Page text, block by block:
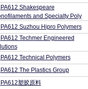
PA612 Shakespeare
and Specialty Poly
PA612 Suzhou Hipro Polymers
PA612 Techmer Engineered
PA612 Technical Polymers
PA612 The Plastics Group
PA612塑胶原料